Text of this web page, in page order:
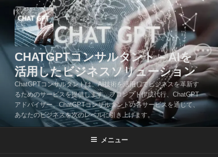
ツ
CHATGPTコンサルタント – AIを
活用したビジネスソリューション
ChatGPTコンサルタントは、AI技術を活用してビジネスを革新す
るためのサービスを提供します。プロンプト作成代行、ChatGPT
アドバイザー、ChatGPTコンサルタントの各サービスを通じて、
あなたのビジネスを次のレベルに引き上げます。
メニュー